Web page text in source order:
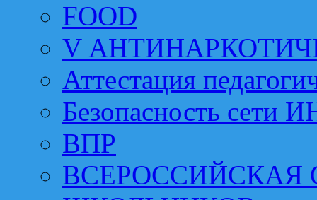
FOOD
V
Аттестация
Безопасность сети
ВПР